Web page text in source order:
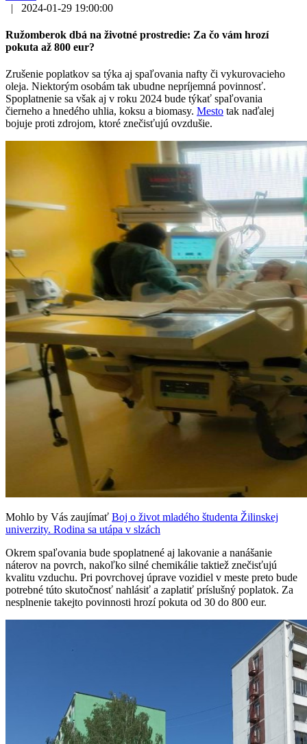
|
2024-01-29 19:00:00
Ružomberok dbá na životné prostredie: Za čo vám hrozí
pokuta až 800 eur?
Zrušenie poplatkov sa týka aj spaľovania nafty či vykurovacieho
oleja. Niektorým osobám tak ubudne nepríjemná povinnosť.
Spoplatnenie sa však aj v roku 2024 bude týkať spaľovania
čierneho a hnedého uhlia, koksu a biomasy. Mesto tak naďalej
bojuje proti zdrojom, ktoré znečisťujú ovzdušie.
Mohlo by Vás zaujímať Boj o život mladého študenta Žilinskej
univerzity. Rodina sa utápa v slzách
Okrem spaľovania bude spoplatnené aj lakovanie a nanášanie
náterov na povrch, nakoľko silné chemikálie taktiež znečisťujú
kvalitu vzduchu. Pri povrchovej úprave vozidiel v meste preto bude
potrebné túto skutočnosť nahlásiť a zaplatiť príslušný poplatok. Za
nesplnenie takejto povinnosti hrozí pokuta od 30 do 800 eur.